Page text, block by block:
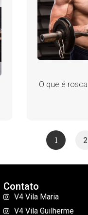
O que é
1 2
Contato
V4 Vila Maria
V4 Vila Guilherme